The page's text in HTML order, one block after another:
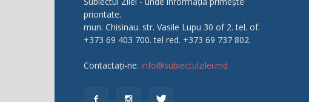
prioritate.
mun. Chisinau. str. Vasile Lupu 30 of 2. tel. of.
+373 69 403 700. tel red. +373 69 737 802.
Contactați-ne: info@subiectulzilei.md